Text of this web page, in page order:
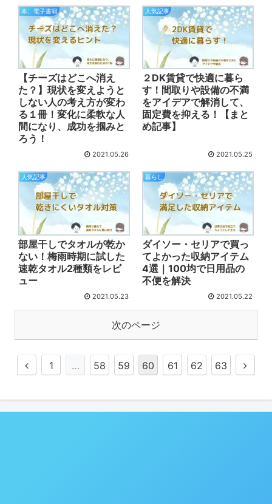
本、電子書籍
【チーズはどこへ消え
た？】現状を変えようと
しない人の考え方が変わ
る１冊！変化に柔軟な人
間になり、成功を掴みと
ろう！
2021.05.26
人気記事
２DK賃貸で快適に暮ら
す！間取りや設備の不満
をアイデアで解消して、
固定費を抑える！【まと
め記事】
2021.05.25
人気記事
部屋干しでタオルが乾か
ない！梅雨時期に試した
速乾タオル2種類をレビ
ュー
2021.05.23
暮らし
ダイソー・セリアで買っ
てよかった収納アイテム
4選｜100均で日用品の
不便を解決
2021.05.22
次のページ
1 … 58 59 60 61 62 63